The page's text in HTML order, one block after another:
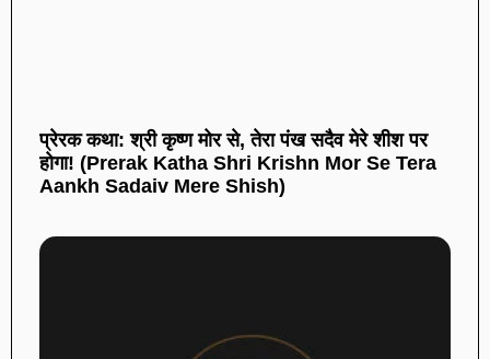
प्रेरक कथा: श्री कृष्ण मोर से, तेरा पंख सदैव मेरे शीश पर
होगा! (Prerak Katha Shri Krishn Mor Se Tera
Aankh Sadaiv Mere Shish)